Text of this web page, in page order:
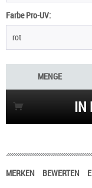
Farbe Pro-UV:
rot
MENGE
IN
MERKEN BEWERTEN